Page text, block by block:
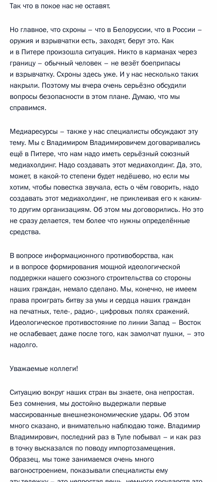
Так что в покое нас не оставят.
Но главное, что схроны – что в Белоруссии, что в России –
оружия и взрывчатки есть, заходят, берут это. Как
и в Питере произошла ситуация. Никто в карманах через
границу – обычный человек – не везёт боеприпасы
и взрывчатку. Схроны здесь уже. И у нас несколько таких
накрыли. Поэтому мы вчера очень серьёзно обсудили
вопросы безопасности в этом плане. Думаю, что мы
справимся.
Медиаресурсы – также у нас специалисты обсуждают эту
тему. Мы с Владимиром Владимировичем договаривались
ещё в Питере, что нам надо иметь серьёзный союзный
медиахолдинг. Надо создавать этот медиахолдинг. Да, это,
может, в какой-то степени будет недёшево, но если мы
хотим, чтобы повестка звучала, есть о чём говорить, надо
создавать этот медиахолдинг, не приклеивая его к каким-
то другим организациям. Об этом мы договорились. Но это
не сразу делается, тем более что нужны определённые
средства.
В вопросе информационного противоборства, как
и в вопросе формирования мощной идеологической
поддержки нашего союзного строительства со стороны
наших граждан, немало сделано. Мы, конечно, не имеем
права проиграть битву за умы и сердца наших граждан
на печатных, теле-, радио-, цифровых полях сражений.
Идеологическое противостояние по линии Запад – Восток
не ослабевает, даже после того, как замолчат пушки, – это
надолго.
Уважаемые коллеги!
Ситуацию вокруг наших стран вы знаете, она непростая.
Без сомнения, мы достойно выдержали первые
массированные внешнеэкономические удары. Об этом
много сказано, и внимательно наблюдаю тоже. Владимир
Владимирович, последний раз в Туле побывал – и как раз
в точку высказался по поводу импортозамещения.
Образец, мы тоже занимаемся очень много
вагоностроением, показывали специалисты ему